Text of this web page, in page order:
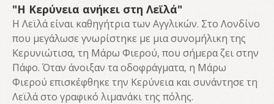
"Η Κερύνεια ανήκει στη Λεϊλά"
Η Λεϊλά είναι καθηγήτρια των Αγγλικών. Στο Λονδίνο
που μεγάλωσε γνωρίστηκε με μια συνομήλικη της
Κερυνιώτισα, τη Μάρω Φιερού, που σήμερα ζει στην
Πάφο. Όταν άνοιξαν τα οδοφράγματα, η Μάρω
Φιερού επισκέφθηκε την Κερύνεια και συνάντησε τη
Λεϊλά στο γραφικό λιμανάκι της πόλης.